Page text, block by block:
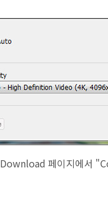
페이지에서